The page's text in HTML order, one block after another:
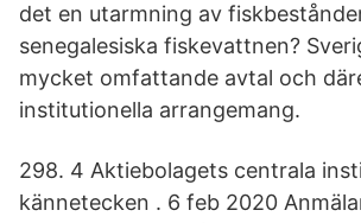
det en utarmning av
senegalesiska fiskevattnen?
mycket omfattande avtal och
institutionella arrangemang.
298. 4 Aktiebolagets centrala
kännetecken . 6 feb 2020